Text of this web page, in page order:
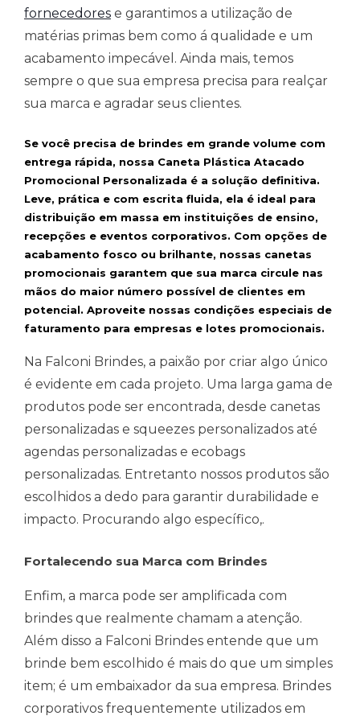
fornecedores e garantimos a utilização de
matérias primas bem como á qualidade e um
acabamento impecável. Ainda mais, temos
sempre o que sua empresa precisa para realçar
sua marca e agradar seus clientes.
Se você precisa de brindes em grande volume com
entrega rápida, nossa Caneta Plástica Atacado
Promocional Personalizada é a solução definitiva.
Leve, prática e com escrita fluida, ela é ideal para
distribuição em massa em instituições de ensino,
recepções e eventos corporativos. Com opções de
acabamento fosco ou brilhante, nossas canetas
promocionais garantem que sua marca circule nas
mãos do maior número possível de clientes em
potencial. Aproveite nossas condições especiais de
faturamento para empresas e lotes promocionais.
Na Falconi Brindes, a paixão por criar algo único
é evidente em cada projeto. Uma larga gama de
produtos pode ser encontrada, desde canetas
personalizadas e squeezes personalizados até
agendas personalizadas e ecobags
personalizadas. Entretanto nossos produtos são
escolhidos a dedo para garantir durabilidade e
impacto. Procurando algo específico,.
Fortalecendo sua Marca com Brindes
Enfim, a marca pode ser amplificada com
brindes que realmente chamam a atenção.
Além disso a Falconi Brindes entende que um
brinde bem escolhido é mais do que um simples
item; é um embaixador da sua empresa. Brindes
corporativos frequentemente utilizados em